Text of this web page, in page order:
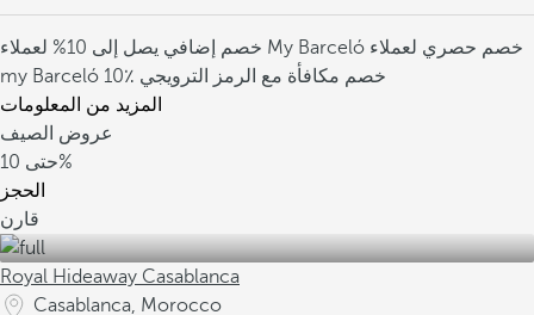
خصم إضافي يصل إلى 10% لعملاء My Barceló خصم حصري لعملاء
my Barceló
10٪ خصم مكافأة مع الرمز الترويجي
المزيد من المعلومات
عروض الصيف
حتى10%
الحجز
قارن
Royal Hideaway Casablanca
Casablanca, Morocco